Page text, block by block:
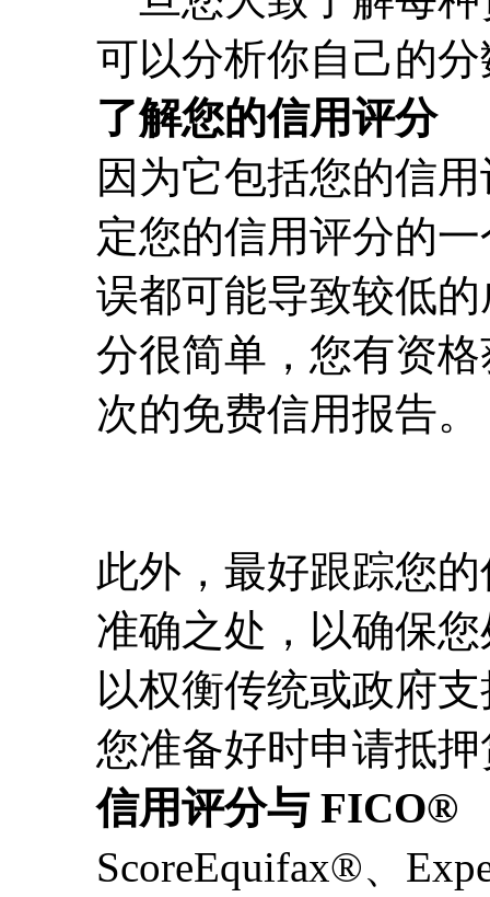
可以分析你自己的
了解您的信用评分
因为它包括您的信
定您的信用评分的
误都可能导致较低
分很简单，您有资
次的免费信用报告。
此外，最好跟踪您
准确之处，以确保
以权衡传统或政府
您准备好时申请抵
信用评分与 FICO®
ScoreEquifax®、